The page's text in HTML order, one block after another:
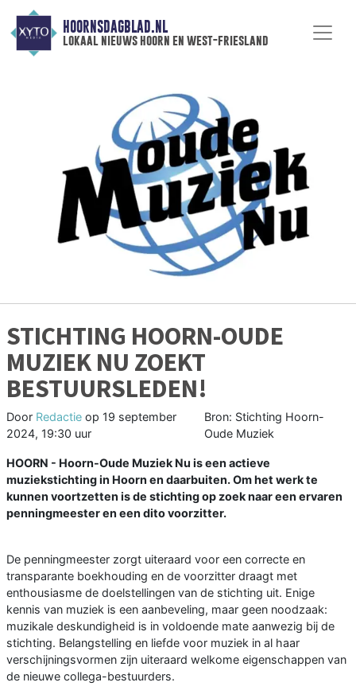
HOORNSDAGBLAD.NL
lokaal nieuws hoorn en west-friesland
STICHTING HOORN-OUDE
MUZIEK NU ZOEKT
BESTUURSLEDEN!
Door Redactie op 19 september
2024, 19:30 uur
Bron: Stichting Hoorn-
Oude Muziek
HOORN - Hoorn-Oude Muziek Nu is een actieve
muziekstichting in Hoorn en daarbuiten. Om het werk te
kunnen voortzetten is de stichting op zoek naar een ervaren
penningmeester en een dito voorzitter.
De penningmeester zorgt uiteraard voor een correcte en
transparante boekhouding en de voorzitter draagt met
enthousiasme de doelstellingen van de stichting uit. Enige
kennis van muziek is een aanbeveling, maar geen noodzaak:
muzikale deskundigheid is in voldoende mate aanwezig bij de
stichting. Belangstelling en liefde voor muziek in al haar
verschijningsvormen zijn uiteraard welkome eigenschappen van
de nieuwe collega-bestuurders.